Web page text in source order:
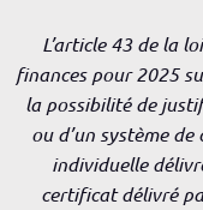
L’article 43 de la
finances pour 2025
la possibilité de
ou d’un système
individuelle
certificat délivré